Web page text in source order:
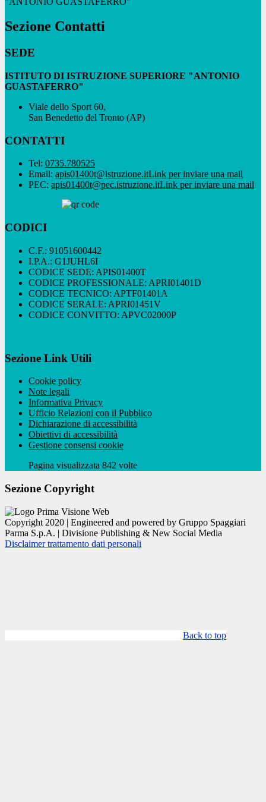
Sezione Contatti
SEDE
ISTITUTO DI ISTRUZIONE SUPERIORE "ANTONIO
GUASTAFERRO"
Viale dello Sport 60,
San Benedetto del Tronto (AP)
CONTATTI
Tel: 0735.780525
Email: apis01400t@istruzione.itLink per inviare una mail
PEC: apis01400t@pec.istruzione.itLink per inviare una mail
CODICI
C.F.: 91051600442
I.P.A.: G1JUHL6I
CODICE SEDE: APIS01400T
CODICE PROFESSIONALE: APRI01401D
CODICE TECNICO: APTF01401A
CODICE SERALE: APRI01451V
CODICE CONVITTO: APVC02000P
Sezione Link Utili
Cookie policy
Note legali
Informativa Privacy
Ufficio Relazioni con il Pubblico
Dichiarazione di accessibilità
Obiettivi di accessibilità
Gestione consensi cookie
Pagina visualizzata 842 volte
Sezione Copyright
Copyright 2020 | Engineered and powered by Gruppo Spaggiari
Parma S.p.A. | Divisione Publishing & New Social Media
Disclaimer trattamento dati personali
Back to top